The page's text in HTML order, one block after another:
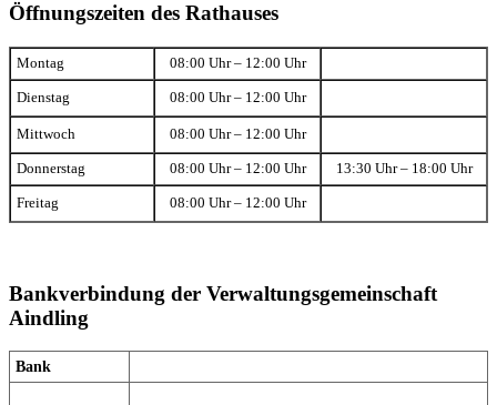
Öffnungszeiten des Rathauses
Montag 08:00 Uhr – 12:00 Uhr
Dienstag 08:00 Uhr – 12:00 Uhr
Mittwoch 08:00 Uhr – 12:00 Uhr
Donnerstag 08:00 Uhr – 12:00 Uhr 13:30 Uhr – 18:00 Uhr
Freitag 08:00 Uhr – 12:00 Uhr
Bankverbindung der Verwaltungsgemeinschaft
Aindling
Bank